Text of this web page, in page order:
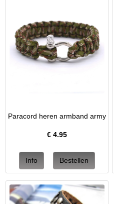
Paracord heren armband army
€ 4.95